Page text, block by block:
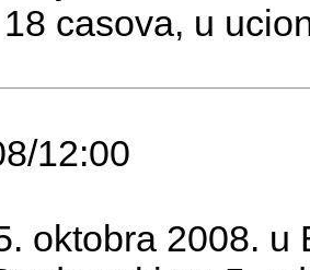
casova, u
12:00
oktobra 2008.